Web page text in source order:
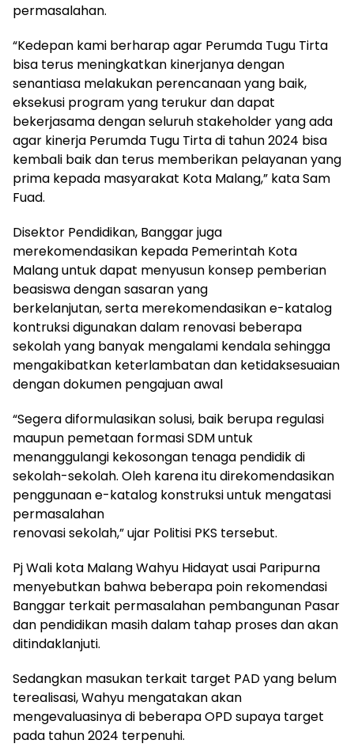
permasalahan.
“Kedepan kami berharap agar Perumda Tugu Tirta
bisa terus meningkatkan kinerjanya dengan
senantiasa melakukan perencanaan yang baik,
eksekusi program yang terukur dan dapat
bekerjasama dengan seluruh stakeholder yang ada
agar kinerja Perumda Tugu Tirta di tahun 2024 bisa
kembali baik dan terus memberikan pelayanan yang
prima kepada masyarakat Kota Malang,” kata Sam
Fuad.
Disektor Pendidikan, Banggar juga
merekomendasikan kepada Pemerintah Kota
Malang untuk dapat menyusun konsep pemberian
beasiswa dengan sasaran yang
berkelanjutan, serta merekomendasikan e-katalog
kontruksi digunakan dalam renovasi beberapa
sekolah yang banyak mengalami kendala sehingga
mengakibatkan keterlambatan dan ketidaksesuaian
dengan dokumen pengajuan awal
“Segera diformulasikan solusi, baik berupa regulasi
maupun pemetaan formasi SDM untuk
menanggulangi kekosongan tenaga pendidik di
sekolah-sekolah. Oleh karena itu direkomendasikan
penggunaan e-katalog konstruksi untuk mengatasi
permasalahan
renovasi sekolah,” ujar Politisi PKS tersebut.
Pj Wali kota Malang Wahyu Hidayat usai Paripurna
menyebutkan bahwa beberapa poin rekomendasi
Banggar terkait permasalahan pembangunan Pasar
dan pendidikan masih dalam tahap proses dan akan
ditindaklanjuti.
Sedangkan masukan terkait target PAD yang belum
terealisasi, Wahyu mengatakan akan
mengevaluasinya di beberapa OPD supaya target
pada tahun 2024 terpenuhi.